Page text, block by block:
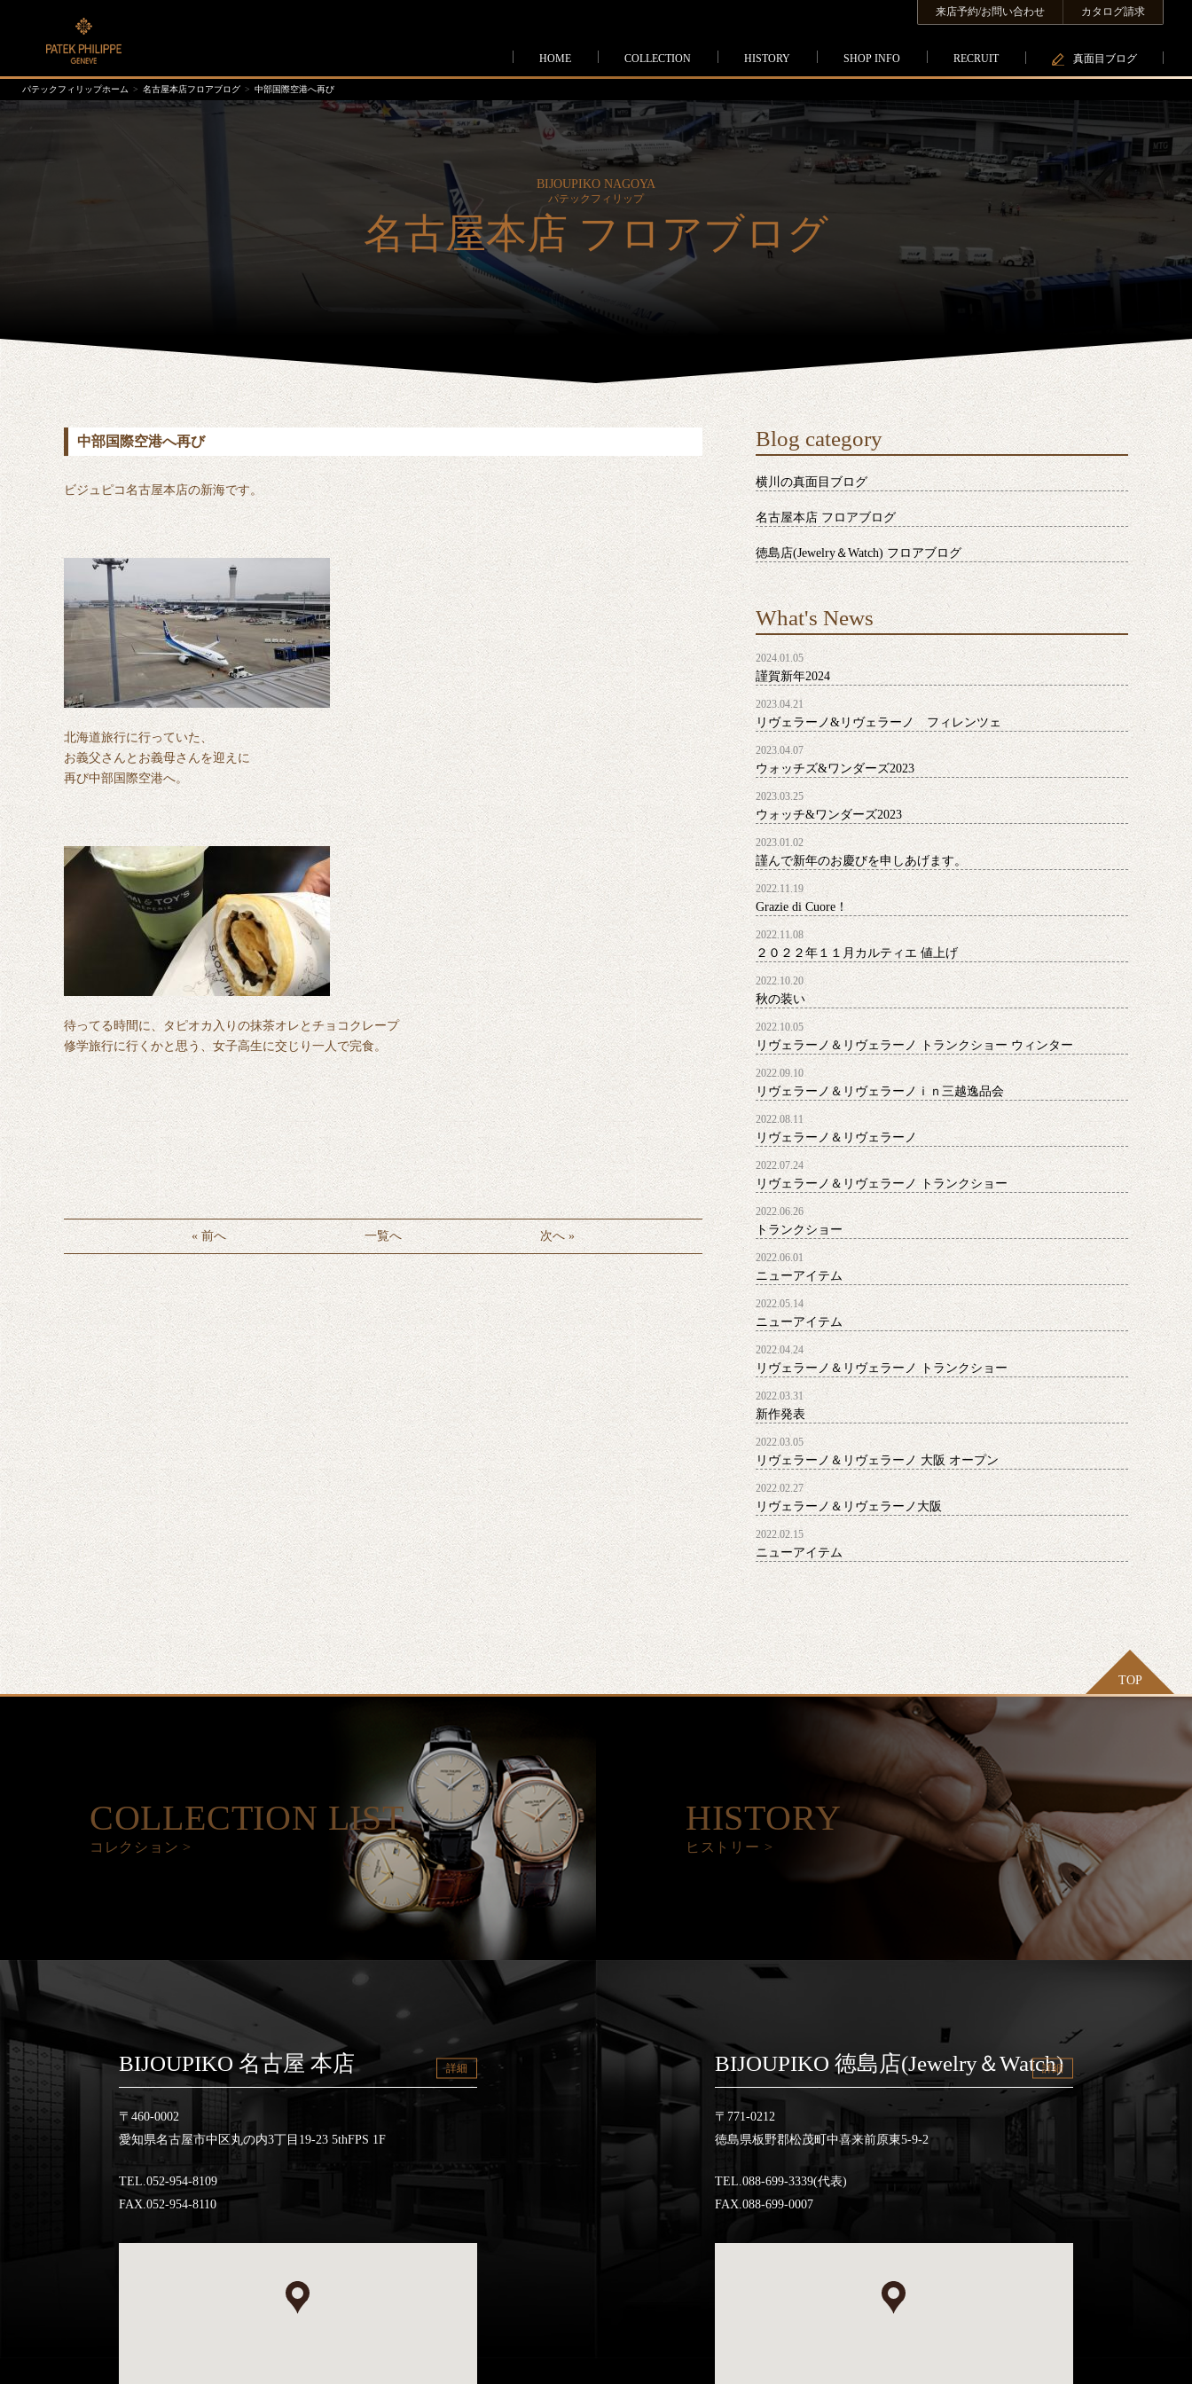
来店予約/お問い合わせ カタログ請求
HOME COLLECTION HISTORY SHOP INFO RECRUIT 真面目ブログ
パテックフィリップホーム 名古屋本店フロアブログ 中部国際空港へ再び
BIJOUPIKO NAGOYA
パテックフィリップ
名古屋本店 フロアブログ
Blog category
横川の真面目ブログ
名古屋本店 フロアブログ
徳島店(Jewelry＆Watch) フロアブログ
What's News
2024.01.05
謹賀新年2024
2023.04.21
リヴェラーノ&リヴェラーノ フィレンツェ
2023.04.07
ウォッチズ&ワンダーズ2023
2023.03.25
ウォッチ&ワンダーズ2023
2023.01.02
謹んで新年のお慶びを申しあげます。
2022.11.19
Grazie di Cuore！
2022.11.08
２０２２年１１月カルティエ 値上げ
2022.10.20
秋の装い
2022.10.05
リヴェラーノ＆リヴェラーノ トランクショー ウィンター
2022.09.10
リヴェラーノ＆リヴェラーノｉｎ三越逸品会
2022.08.11
リヴェラーノ＆リヴェラーノ
2022.07.24
リヴェラーノ＆リヴェラーノ トランクショー
2022.06.26
トランクショー
2022.06.01
ニューアイテム
2022.05.14
ニューアイテム
2022.04.24
リヴェラーノ＆リヴェラーノ トランクショー
2022.03.31
新作発表
2022.03.05
リヴェラーノ＆リヴェラーノ 大阪 オープン
2022.02.27
リヴェラーノ＆リヴェラーノ大阪
2022.02.15
ニューアイテム
中部国際空港へ再び
ビジュピコ名古屋本店の新海です。
北海道旅行に行っていた、
お義父さんとお義母さんを迎えに
再び中部国際空港へ。
待ってる時間に、タピオカ入りの抹茶オレとチョコクレープ
修学旅行に行くかと思う、女子高生に交じり一人で完食。
« 前へ 一覧へ 次へ »
TOP
COLLECTION LIST
コレクション >
HISTORY
ヒストリー >
BIJOUPIKO 名古屋 本店 詳細
〒460-0002
愛知県名古屋市中区丸の内3丁目19-23 5thFPS 1F
TEL.052-954-8109
FAX.052-954-8110
BIJOUPIKO 徳島店(Jewelry＆Watch)
詳細
〒771-0212
徳島県板野郡松茂町中喜来前原東5-9-2
TEL.088-699-3339(代表)
FAX.088-699-0007